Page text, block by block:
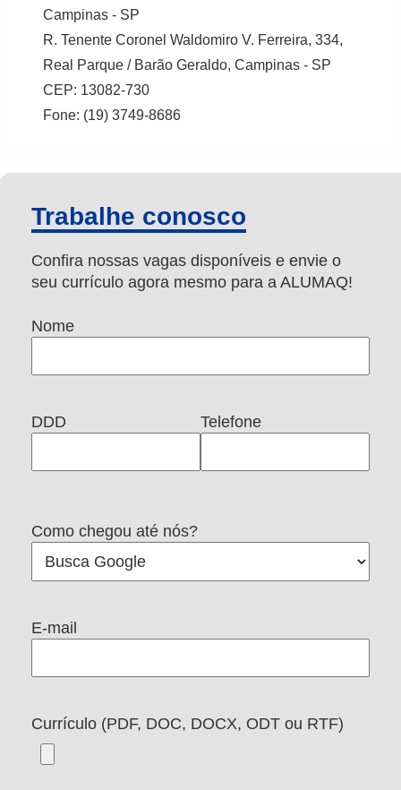
Campinas - SP
R. Tenente Coronel Waldomiro V. Ferreira, 334,
Real Parque / Barão Geraldo, Campinas - SP
CEP: 13082-730
Fone: (19) 3749-8686
Trabalhe conosco
Confira nossas vagas disponíveis e envie o
seu currículo agora mesmo para a ALUMAQ!
Nome
DDD Telefone
Como chegou até nós?
E-mail
Currículo (PDF, DOC, DOCX, ODT ou RTF)